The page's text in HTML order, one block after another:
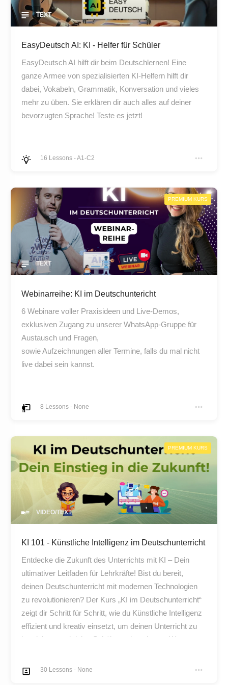
TEXT
EasyDeutsch AI: KI - Helfer für Schüler
EasyDeutsch AI hilft dir beim Deutschlernen! Eine
ganze Armee von spezialisierten KI-Helfern hilft dir
dabei, Vokabeln, Grammatik, Konversation und vieles
mehr zu üben. Sie erklären dir auch alles auf deiner
bevorzugten Sprache! Teste es jetzt!
16 Lessons -A1-C2
PREMIUM KURS
TEXT
Webinarreihe: KI im Deutschuntericht
6 Webinare voller Praxisideen und Live-Demos,
exklusiven Zugang zu unserer WhatsApp-Gruppe für
Austausch und Fragen,
sowie Aufzeichnungen aller Termine, falls du mal nicht
live dabei sein kannst.
8 Lessons - None
PREMIUM KURS
VIDEO/TEXT
KI 101 - Künstliche Intelligenz im Deutschunterricht
Entdecke die Zukunft des Unterrichts mit KI – Dein
ultimativer Leitfaden für Lehrkräfte! Bist du bereit,
deinen Deutschunterricht mit modernen Technologien
zu revolutionieren? Der Kurs „KI im Deutschunterricht“
zeigt dir Schritt für Schritt, wie du Künstliche Intelligenz
effizient und kreativ einsetzt, um deinen Unterricht zu
bereichern und deine Schüler zu begeistern. Warum
Erfahre, wie du Tools wie ChatGPT, DeepL und
30 Lessons - None